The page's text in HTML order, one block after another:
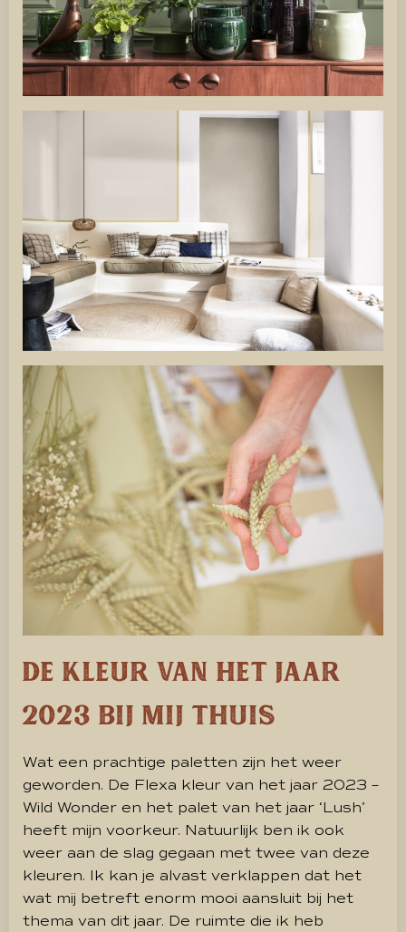
De kleur van het jaar
2023 bij mij thuis
Wat een prachtige paletten zijn het weer
geworden. De Flexa kleur van het jaar 2023 –
Wild Wonder en het palet van het jaar ‘Lush’
heeft mijn voorkeur. Natuurlijk ben ik ook
weer aan de slag gegaan met twee van deze
kleuren. Ik kan je alvast verklappen dat het
wat mij betreft enorm mooi aansluit bij het
thema van dit jaar. De ruimte die ik heb